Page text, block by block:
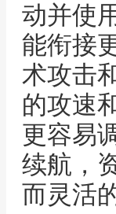
动并使
能衔接
术攻击
的攻速
更容易
续航，
而灵活